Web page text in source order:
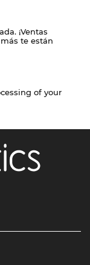
¡Ventas
te están
of your